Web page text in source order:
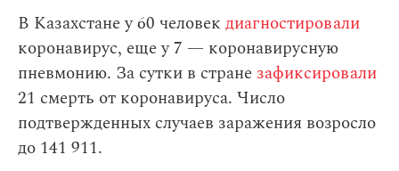
В Казахстане у 60 человек диагностировали
коронавирус, еще у 7 — коронавирусную
пневмонию. За сутки в стране зафиксировали
21 смерть от коронавируса. Число
подтвержденных случаев заражения возросло
до 141 911.